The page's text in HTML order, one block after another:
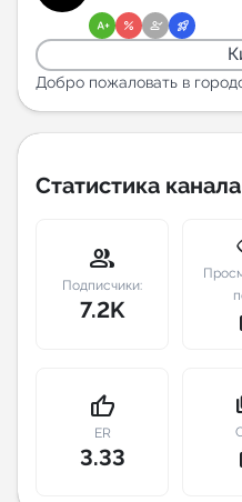
Каталог ботов
Горящие
Индекс
New
Индивидуальное
Добро пожаловать в
Статистика канала
group
Подписчики:
7.2K
thumb_up
ER
3.33